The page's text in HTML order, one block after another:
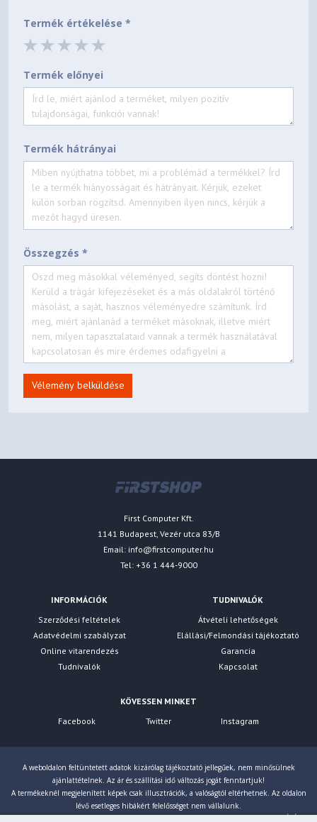
Termék értékelése *
Termék előnyei
Termék hátrányai
Összegzés *
Vélemény belküldése
First Computer Kft.
1141 Budapest, Vezér utca 83/B
Email: info@firstcomputer.hu
Tel: +36 1 444-9000
INFORMÁCIÓK
Szerződési feltételek
Adatvédelmi szabályzat
Online vitarendezés
Tudnivalók
TUDNIVALÓK
Átvételi lehetőségek
Elállási/Felmondási tájékoztató
Garancia
Kapcsolat
KÖVESSEN MINKET
Facebook
Twitter Instagram
A weboldalon feltüntetett adatok kizárólag tájékoztató jellegűek, nem minősülnek
ajánlattételnek. Az ár és szállítási idő változás jogát fenntartjuk!
A termékeknél megjelenített képek csak illusztrációk, a valóságtól eltérhetnek. Az oldalon
lévő esetleges hibákért felelősséget nem vállalunk.
Eltérés esetén a gyártó által megadott paraméterek érvényesek! Bruttó árainkat 27% ÁFÁ-val